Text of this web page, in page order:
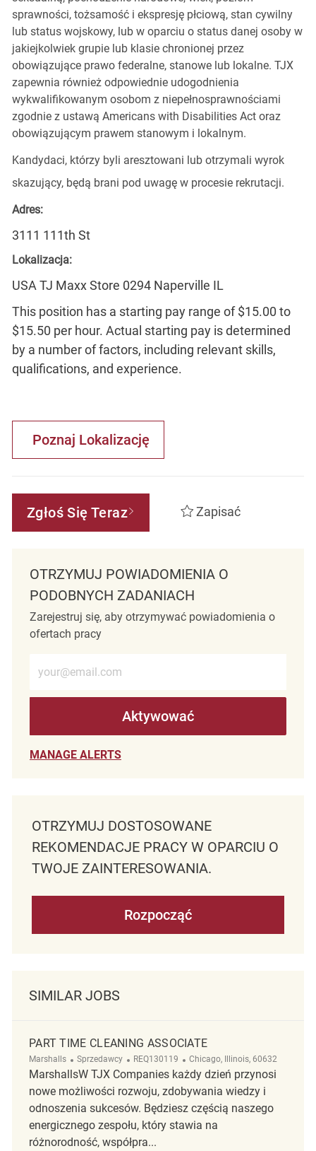
sprawności, tożsamość i ekspresję płciową, stan cywilny
lub status wojskowy, lub w oparciu o status danej osoby w
jakiejkolwiek grupie lub klasie chronionej przez
obowiązujące prawo federalne, stanowe lub lokalne. TJX
zapewnia również odpowiednie udogodnienia
wykwalifikowanym osobom z niepełnosprawnościami
zgodnie z ustawą Americans with Disabilities Act oraz
obowiązującym prawem stanowym i lokalnym.
Kandydaci, którzy byli aresztowani lub otrzymali wyrok
skazujący, będą brani pod uwagę w procesie rekrutacji.
Adres:
3111 111th St
Lokalizacja:
USA TJ Maxx Store 0294 Naperville IL
This position has a starting pay range of $15.00 to
$15.50 per hour. Actual starting pay is determined
by a number of factors, including relevant skills,
qualifications, and experience.
Poznaj Lokalizację
Zgłoś Się Teraz Zapisać
OTRZYMUJ POWIADOMIENIA O
PODOBNYCH ZADANIACH
Zarejestruj się, aby otrzymywać powiadomienia o
ofertach pracy
Aktywować
MANAGE ALERTS
OTRZYMUJ DOSTOSOWANE
REKOMENDACJE PRACY W OPARCIU O
TWOJE ZAINTERESOWANIA.
Rozpocząć
SIMILAR JOBS
PART TIME CLEANING ASSOCIATE
Marshalls Kategoria
Sprzedawcy ReqId
REQ130119 Lokalizacja
Chicago, Illinois, 60632
MarshallsW TJX Companies każdy dzień przynosi
nowe możliwości rozwoju, zdobywania wiedzy i
odnoszenia sukcesów. Będziesz częścią naszego
energicznego zespołu, który stawia na
różnorodność, współpra...